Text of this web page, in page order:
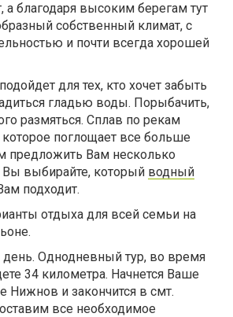
благодаря высоким берегам тут
собственный климат, с
и почти всегда хорошей
для тех, кто хочет забыть
гладью воды. Порыбачить,
размяться. Сплав по рекам
которое поглощает все больше
предложить Вам несколько
Вы выбирайте, который водный
подходит.
отдыха для всей семьи на
день. Однодневный тур, во время
34 километра. Начнется Ваше
Нижнов и закончится в смт.
все необходимое